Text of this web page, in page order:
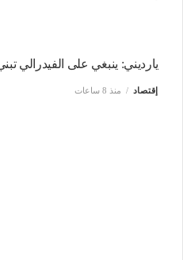
يارديني: ينبغي على الفيدرالي
إقتصاد منذ 8 ساعات